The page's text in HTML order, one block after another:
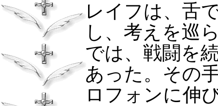
レイフは、舌
し、考えを巡
では、戦闘を
あった。その
ロフォンに伸